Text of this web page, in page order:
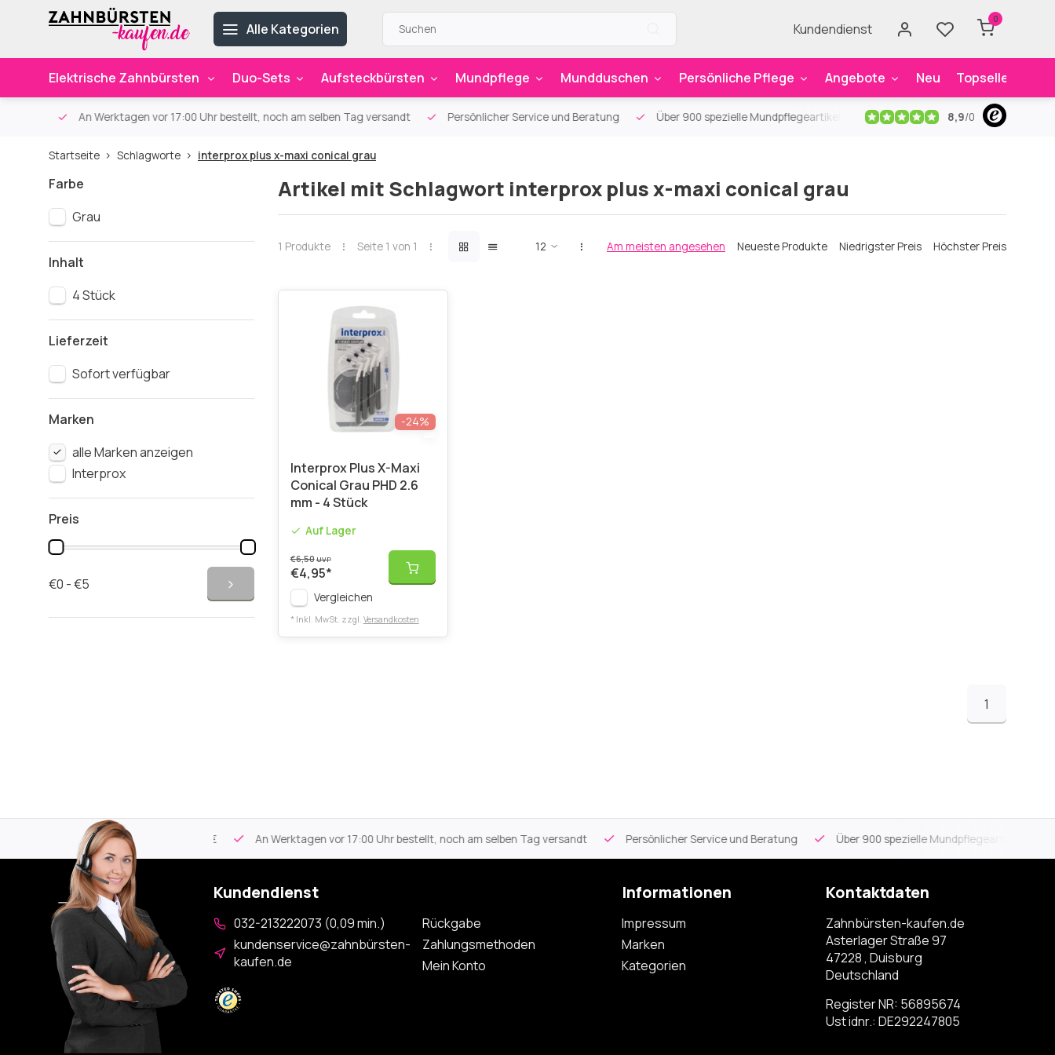
Alle Kategorien Kundendienst
0
Elektrische Zahnbürsten Duo-Sets Aufsteckbürsten Mundpflege Mundduschen Persönliche Pflege Angebote Neu Topseller
An Werktagen vor 17:00 Uhr bestellt, noch am selben Tag versandt Persönlicher Service und Beratung Über 900 spezielle Mundpflegeartikel Kostenloser Versandab 59€
8,9/0
Startseite Schlagworte interprox plus x-maxi conical grau
Farbe
Grau
Inhalt
4 Stück
Lieferzeit
Sofort verfügbar
Marken
alle Marken anzeigen
Interprox
Preis
€0 - €5
Artikel mit Schlagwort interprox plus x-maxi conical grau
1 Produkte Seite 1 von 1 Am meisten angesehen Neueste Produkte Niedrigster Preis Höchster Preis
-24%
Interprox Plus X-Maxi
Conical Grau PHD 2.6
mm - 4 Stück
Auf Lager
€6,50UVP
€4,95*
Vergleichen
* Inkl. MwSt. zzgl. Versandkosten
1
Kostenloser Versand An Werktagen vor 17:00 Uhr bestellt, noch am selben Tag versandt Persönlicher Service und Beratung Über 900 spezielle Mundpflegeartikel
Kundendienst
032-213222073 (0,09 min.)
kundenservice@zahnbürsten-
kaufen.de
Rückgabe
Zahlungsmethoden
Mein Konto
Informationen
Impressum
Marken
Kategorien
Kontaktdaten
Zahnbürsten-kaufen.de
Asterlager Straße 97
47228 , Duisburg
Deutschland
Register NR: 56895674
Ust idnr.: DE292247805